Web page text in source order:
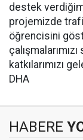
destek
projemizde
öğrencisini
katkılarımızı
DHA
HABERE